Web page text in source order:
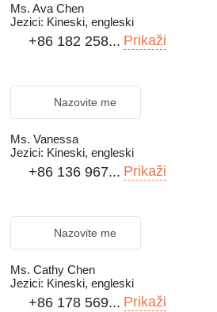
Ms. Ava Chen
Jezici: Kineski, engleski
+86 182 258... Prikaži
Nazovite me
Ms. Vanessa
Jezici: Kineski, engleski
+86 136 967... Prikaži
Nazovite me
Ms. Cathy Chen
Jezici: Kineski, engleski
+86 178 569... Prikaži